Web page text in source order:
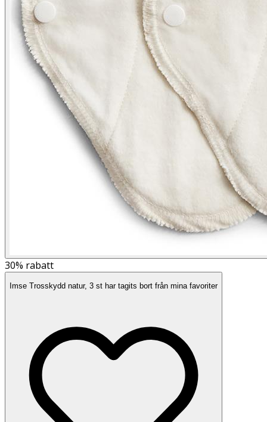
30% rabatt
Imse Trosskydd natur, 3 st har tagits bort från mina favoriter